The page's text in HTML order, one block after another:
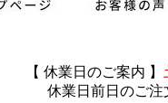
【 休業日のご案内 】
休業日前日のご